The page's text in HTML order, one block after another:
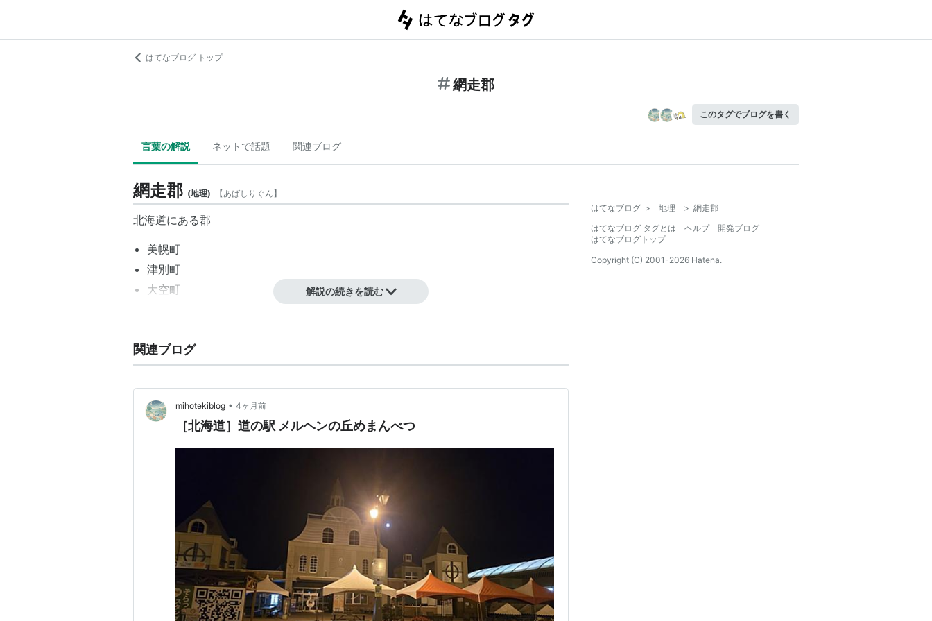
はてなブログ トップ
網走郡
このタグでブログを書く
言葉の解説 ネットで話題 関連ブログ
網走郡 (地理) 【あばしりぐん】
北海道にある郡
美幌町
津別町
大空町
解説の続きを読む
関連ブログ
mihotekiblog • 4ヶ月前
［北海道］道の駅 メルヘンの丘めまんべつ
はてなブログ > 地理 > 網走郡
はてなブログ タグとは
ヘルプ
開発ブログ
はてなブログトップ
Copyright (C) 2001-2026 Hatena.